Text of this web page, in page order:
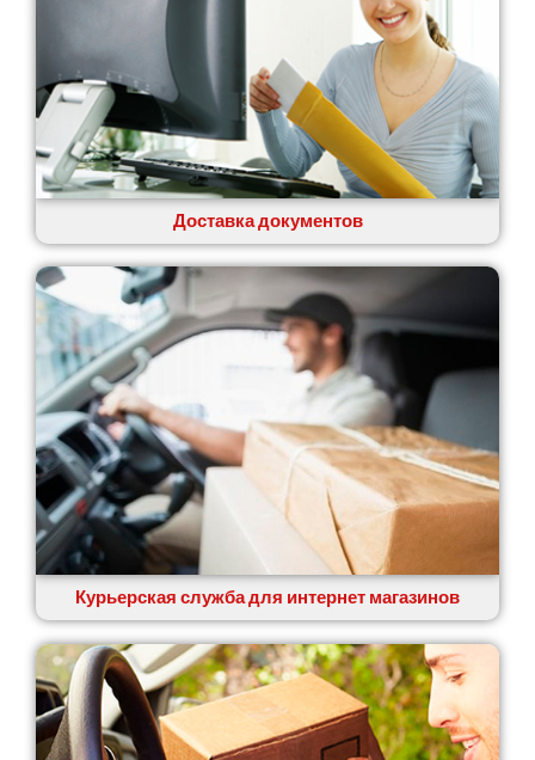
Доставка документов
Курьерская служба для интернет магазинов